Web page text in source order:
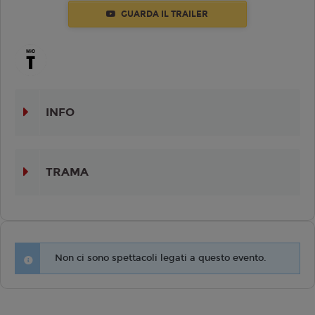
GUARDA IL TRAILER
INFO
TRAMA
Non ci sono spettacoli legati a questo evento.